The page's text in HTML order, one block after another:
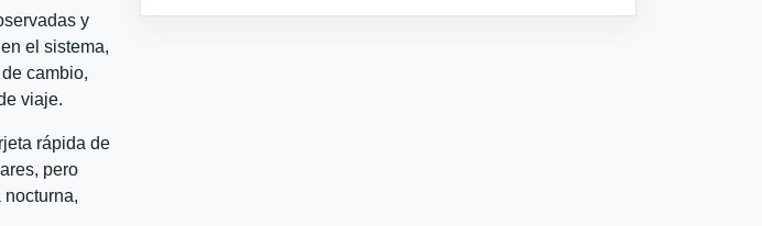
y
el sistema,
cambio,
viaje.
rápida de
pero